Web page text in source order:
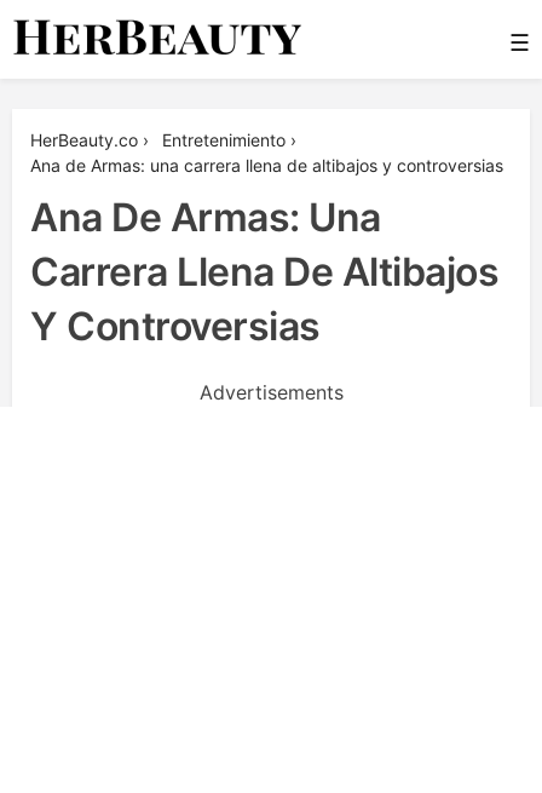
Skip
☰
HerBeauty.co › Entretenimiento ›
Ana de Armas: una carrera llena de altibajos y controversias
Ana De Armas: Una
Carrera Llena De Altibajos
Y Controversias
Advertisements